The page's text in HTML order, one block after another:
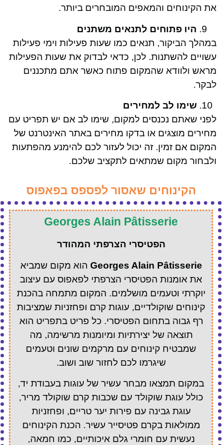
את הקינוחים והמאפים המובחרים ביותר.
היו פתוחים לתנאים משתנים
במהלך הביקור, תנאים כמו שעות פעילות וימי פעילות
עשויים להשתנות. לכן, כדאי לבדוק את שעות הפעילות
מראש ולוודא שהמקום פתוח כאשר אתם מתכננים
לבקר.
שימו לב למחירים
לפני שאתם נכנסים למקום, שימו לב אם יש תפריט עם
מחירים מוצגים או בדקו מחירים באתר האינטרנט של
המקום אם זמין. זה יכול לעזור לכם להימנע מהפתעות
ולבחור מקום שמתאים לתקציב שלכם.
הקינוחים שאסור לפספס בפאפוס
Georges Alain Pâtisserie
הפטיסרי הצרפתי המהודר
Georges Alain Pâtisserie הוא מקום שמביא
את אומנות הפטיסרי הצרפתי לפאפוס עם עיצוב
יוקרתי וטעמים מושלמים. המקום מתמחה בהכנת
קינוחים שוקולדיים, עוגות קרם ופחזניות שמציבות
רף גבוה בתחום הפטיסרי. כל פריט בתפריט הוא
תוצאה של יצירתיות ומיומנות מרשימה, מה
שמבטיח קינוחים עם מרקמים שונים וטעמים
שיגרמו לכם לחזור שוב ושוב.
במקום תמצאו מבחר עשיר של עוגות בעבודת יד,
כולל עוגת שוקולד עם שכבות קרם שוקולד מריר,
עוגת גבינה עם פירות יער טריים, ופחזניות
ממולאות בקרם פטיסייר עשיר. הכנת הקינוחים
נעשית עם חומרי גלם איכותיים, כמו חמאה,